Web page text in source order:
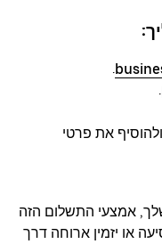
.
את פרטי
אמצעי התשלום הזה
או יזמין ארוחה דרך